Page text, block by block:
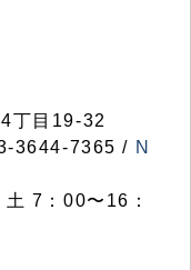
丁目19-32
3644-7365 / N
7：00〜16：